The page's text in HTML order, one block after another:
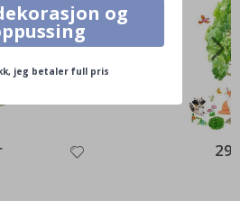
og
jeg betaler full pris